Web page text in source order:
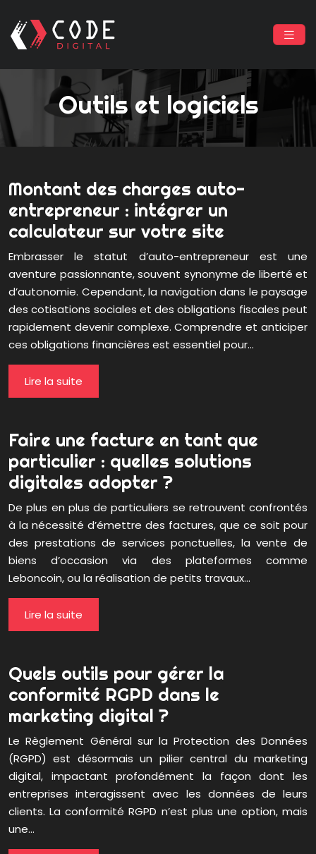
Outils et logiciels
Montant des charges auto-
entrepreneur : intégrer un
calculateur sur votre site
Embrasser le statut d’auto-entrepreneur est une
aventure passionnante, souvent synonyme de liberté et
d’autonomie. Cependant, la navigation dans le paysage
des cotisations sociales et des obligations fiscales peut
rapidement devenir complexe. Comprendre et anticiper
ces obligations financières est essentiel pour…
Lire la suite
Faire une facture en tant que
particulier : quelles solutions
digitales adopter ?
De plus en plus de particuliers se retrouvent confrontés
à la nécessité d’émettre des factures, que ce soit pour
des prestations de services ponctuelles, la vente de
biens d’occasion via des plateformes comme
Leboncoin, ou la réalisation de petits travaux…
Lire la suite
Quels outils pour gérer la
conformité RGPD dans le
marketing digital ?
Le Règlement Général sur la Protection des Données
(RGPD) est désormais un pilier central du marketing
digital, impactant profondément la façon dont les
entreprises interagissent avec les données de leurs
clients. La conformité RGPD n’est plus une option, mais
une…